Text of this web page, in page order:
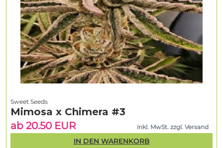
Sweet Seeds
Mimosa x Chimera #3
ab 20.50 EUR
inkl. MwSt. zzgl. Versand
IN DEN WARENKORB